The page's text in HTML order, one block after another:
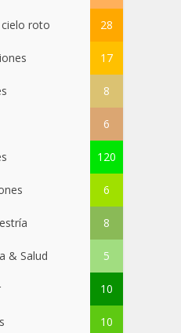
cielo roto 28
17
8
6
120
6
8
& Salud 5
10
10